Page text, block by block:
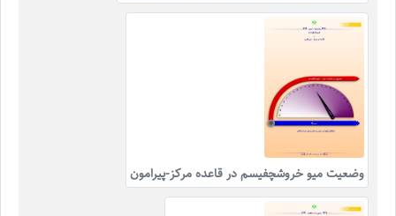
وضعیت میو خروشچفیسم در قاعده مرکز-پیرامون